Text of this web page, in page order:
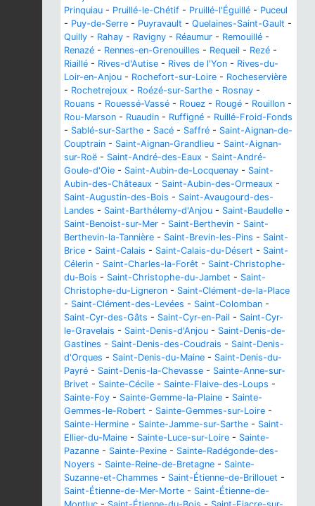
Prinquiau - Pruillé-le-Chétif - Pruillé-l'Éguillé - Puceul
- Puy-de-Serre - Puyravault - Quelaines-Saint-Gault -
Quilly - Rahay - Ravigny - Réaumur - Remouillé -
Renazé - Rennes-en-Grenouilles - Requeil - Rezé -
Riaillé - Rives-d'Autise - Rives de l'Yon - Rives-du-
Loir-en-Anjou - Rochefort-sur-Loire - Rocheservière
- Rochetrejoux - Roézé-sur-Sarthe - Rosnay -
Rouans - Rouessé-Vassé - Rouez - Rougé - Rouillon -
Rou-Marson - Ruaudin - Ruffigné - Ruillé-Froid-Fonds
- Sablé-sur-Sarthe - Sacé - Saffré - Saint-Aignan-de-
Couptrain - Saint-Aignan-Grandlieu - Saint-Aignan-
sur-Roë - Saint-André-des-Eaux - Saint-André-
Goule-d'Oie - Saint-Aubin-de-Locquenay - Saint-
Aubin-des-Châteaux - Saint-Aubin-des-Ormeaux -
Saint-Augustin-des-Bois - Saint-Avaugourd-des-
Landes - Saint-Barthélemy-d'Anjou - Saint-Baudelle -
Saint-Benoist-sur-Mer - Saint-Berthevin - Saint-
Berthevin-la-Tannière - Saint-Brevin-les-Pins - Saint-
Brice - Saint-Calais - Saint-Calais-du-Désert - Saint-
Célerin - Saint-Charles-la-Forêt - Saint-Christophe-
du-Bois - Saint-Christophe-du-Jambet - Saint-
Christophe-du-Ligneron - Saint-Clément-de-la-Place
- Saint-Clément-des-Levées - Saint-Colomban -
Saint-Cyr-des-Gâts - Saint-Cyr-en-Pail - Saint-Cyr-
le-Gravelais - Saint-Denis-d'Anjou - Saint-Denis-de-
Gastines - Saint-Denis-des-Coudrais - Saint-Denis-
d'Orques - Saint-Denis-du-Maine - Saint-Denis-du-
Payré - Saint-Denis-la-Chevasse - Sainte-Anne-sur-
Brivet - Sainte-Cécile - Sainte-Flaive-des-Loups -
Sainte-Foy - Sainte-Gemme-la-Plaine - Sainte-
Gemmes-le-Robert - Sainte-Gemmes-sur-Loire -
Sainte-Hermine - Sainte-Jamme-sur-Sarthe - Saint-
Ellier-du-Maine - Sainte-Luce-sur-Loire - Sainte-
Pazanne - Sainte-Pexine - Sainte-Radégonde-des-
Noyers - Sainte-Reine-de-Bretagne - Sainte-
Suzanne-et-Chammes - Saint-Étienne-de-Brillouet -
Saint-Étienne-de-Mer-Morte - Saint-Étienne-de-